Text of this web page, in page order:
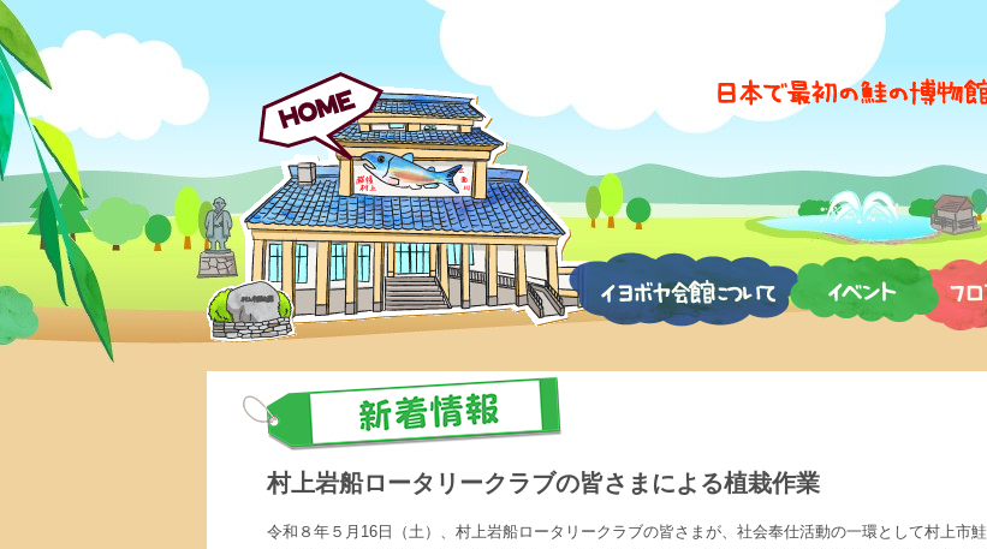
村上岩船ロータリークラブの皆さまによる植栽作業
令和８年５月 16 日（土）、村上岩船ロータリークラブの皆さまが、社会奉仕活動の一環として村上市鮭